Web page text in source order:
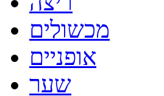
מכשולים
אופניים
שער